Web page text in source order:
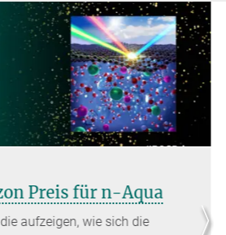
Otto-Hahn-Medaille für
Sachnik